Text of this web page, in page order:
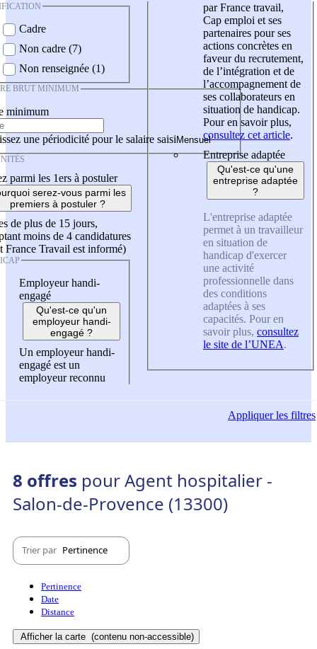
Cadre
Non cadre (7)
Non renseignée (1)
BRUT MINIMUM
minimum
une périodicité pour le salaire saisi
parmi les 1ers à postuler
serez-vous parmi les
premiers à postuler ?
de plus de 15 jours,
moins de 4 candidatures
France Travail est informé)
Employeur handi-
engagé
Qu'est-ce qu'un
employeur handi-
engagé ?
Un employeur handi-
engagé est un
employeur reconnu
par France travail,
Cap emploi et ses
partenaires pour ses
actions concrètes en
faveur du recrutement,
de l’intégration et de
l’accompagnement de
ses collaborateurs en
situation de handicap.
Pour en savoir plus,
consultez cet article.
Entreprise adaptée
Qu'est-ce qu'une
entreprise adaptée
?
L'entreprise adaptée
permet à un travailleur
en situation de
handicap d'exercer
une activité
professionnelle dans
des conditions
adaptées à ses
capacités. Pour en
savoir plus, consultez
le site de l’UNEA.
Appliquerles filtres
8 offres pour Agent hospitalier -
Salon-de-Provence (13300)
Trier par Pertinence
Pertinence
Date
Distance
Afficher la carte (contenu non-accessible)